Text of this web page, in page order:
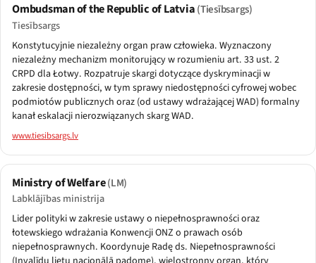
Ombudsman of the Republic of Latvia(Tiesībsargs)
Tiesībsargs
Konstytucyjnie niezależny organ praw człowieka. Wyznaczony
niezależny mechanizm monitorujący w rozumieniu art. 33 ust. 2
CRPD dla Łotwy. Rozpatruje skargi dotyczące dyskryminacji w
zakresie dostępności, w tym sprawy niedostępności cyfrowej wobec
podmiotów publicznych oraz (od ustawy wdrażającej WAD) formalny
kanał eskalacji nierozwiązanych skarg WAD.
www.tiesibsargs.lv
Ministry of Welfare(LM)
Labklājības ministrija
Lider polityki w zakresie ustawy o niepełnosprawności oraz
łotewskiego wdrażania Konwencji ONZ o prawach osób
niepełnosprawnych. Koordynuje Radę ds. Niepełnosprawności